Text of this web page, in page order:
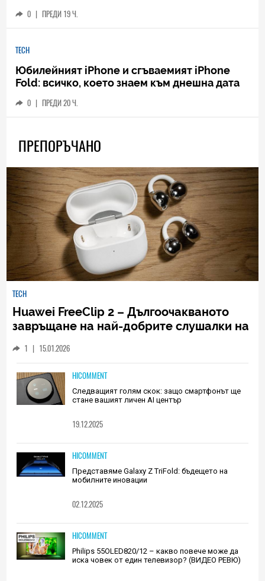
0 | ПРЕДИ 19 Ч.
TECH
Юбилейният iPhone и сгъваемият iPhone
Fold: всичко, което знаем към днешна дата
0 | ПРЕДИ 20 Ч.
ПРЕПОРЪЧАНО
TECH
Huawei FreeClip 2 – Дългоочакваното
завръщане на най-добрите слушалки на
1 | 15.01.2026
HICOMMENT
Следващият голям скок: защо смартфонът ще
стане вашият личен AI център
19.12.2025
HICOMMENT
Представяме Galaxy Z TriFold: бъдещето на
мобилните иновации
02.12.2025
HICOMMENT
Philips 55OLED820/12 – какво повече може да
иска човек от един телевизор? (ВИДЕО РЕВЮ)